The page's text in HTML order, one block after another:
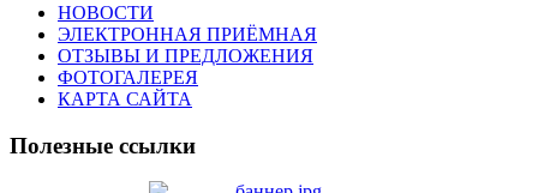
НОВОСТИ
ЭЛЕКТРОННАЯ ПРИЁМНАЯ
ОТЗЫВЫ И ПРЕДЛОЖЕНИЯ
ФОТОГАЛЕРЕЯ
КАРТА САЙТА
Полезные ссылки